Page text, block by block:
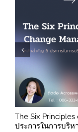
The Six
ประการในการบริห